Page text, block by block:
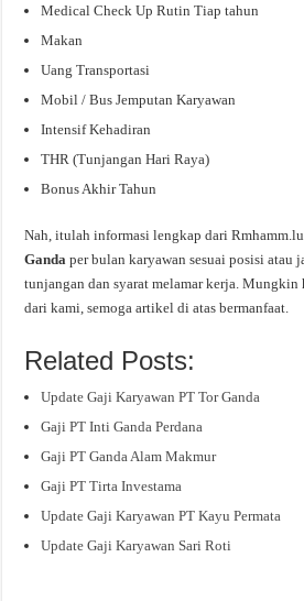
Medical Check Up Rutin Tiap tahun
Makan
Uang Transportasi
Mobil / Bus Jemputan Karyawan
Intensif Kehadiran
THR (Tunjangan Hari Raya)
Bonus Akhir Tahun
Nah, itulah informasi lengkap dari
Gandaper bulan karyawan sesuai posisi atau
tunjangan dan syarat melamar kerja. Mungkin
dari kami, semoga artikel di atas bermanfaat.
Related Posts:
Update Gaji Karyawan PT Tor Ganda
Gaji PT Inti Ganda Perdana
Gaji PT Ganda Alam Makmur
Gaji PT Tirta Investama
Update Gaji Karyawan PT Kayu Permata
Update Gaji Karyawan Sari Roti